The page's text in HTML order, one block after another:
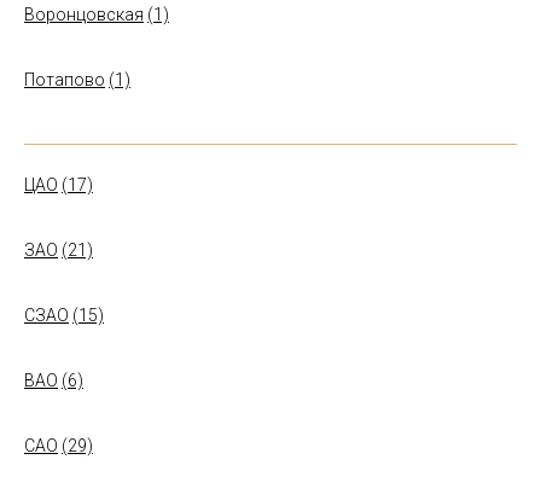
Воронцовская (1)
Потапово (1)
ЦАО (17)
ЗАО (21)
СЗАО (15)
ВАО (6)
САО (29)